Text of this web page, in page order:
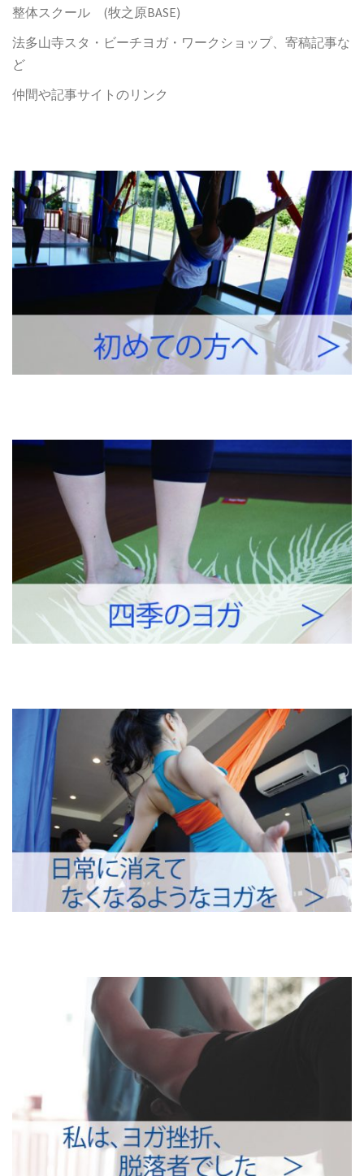
整体スクール (牧之原BASE)
法多山寺スタ・ビーチヨガ・ワークショップ、寄稿記事な
ど
仲間や記事サイトのリンク